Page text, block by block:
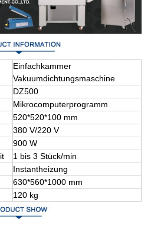
Einfachkammer
Vakuumdichtungsmaschine
DZ500
Mikrocomputerprogramm
520*520*100 mm
380 V/220 V
900 W
1 bis 3 Stück/min
Instantheizung
630*560*1000 mm
120 kg